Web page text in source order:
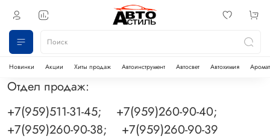
Новинки Акции Хиты продаж Автоинструмент Автосвет Автохимия
Отдел продаж:
+7(959)511-31-45; +7(959)260-90-40;
+7(959)260-90-38; +7(959)260-90-39